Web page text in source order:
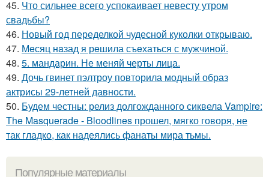
45. Что сильнее всего успокаивает невесту утром
свадьбы?
46. Новый год переделкой чудесной куколки открываю.
47. Мeсяц нaзад я рeшила съeхаться с мужчиной.
48. 5. мандарин. Не меняй черты лица.
49. Дочь гвинет пэлтроу повторила модный образ
актрисы 29-летней давности.
50. Будем честны: релиз долгожданного сиквела Vampire:
The Masquerade - Bloodlines прошел, мягко говоря, не
так гладко, как надеялись фанаты мира тьмы.
Популярные материалы